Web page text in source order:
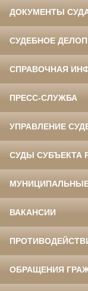
ДОКУМЕНТЫ
СУДЕБНОЕ
СПРАВОЧНАЯ
ПРЕСС-СЛУЖБА
УПРАВЛЕНИЕ
СУДЫ СУБЪЕКТА
ВАКАНСИИ
ОБРАЩЕНИЯ